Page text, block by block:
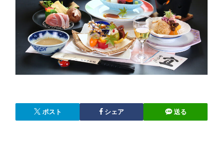
ポスト シェア 送る